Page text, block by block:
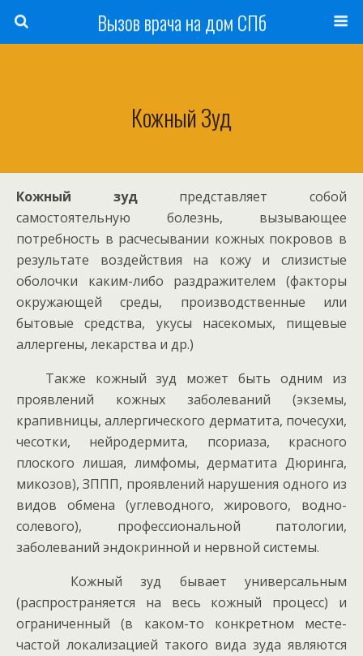
Вызов врача на дом СПб
Кожный Зуд
Кожный зудпредставляет собой
самостоятельную болезнь, вызывающее
потребность в расчесывании кожных покровов в
результате воздействия на кожу и слизистые
оболочки каким-либо раздражителем (факторы
окружающей среды, производственные или
бытовые средства, укусы насекомых, пищевые
аллергены, лекарства и др.)
Также кожный зуд может быть одним из
проявлений кожных заболеваний (экземы,
крапивницы, аллергического дерматита, почесухи,
чесотки, нейродермита, псориаза, красного
плоского лишая, лимфомы, дерматита Дюринга,
микозов), ЗППП, проявлений нарушения одного из
видов обмена (углеводного, жирового, водно-
солевого), профессиональной патологии,
заболеваний эндокринной и нервной системы.
Кожный зуд бывает универсальным
(распространяется на весь кожный процесс) и
ограниченный (в каком-то конкретном месте-
частой локализацией такого вида зуда являются